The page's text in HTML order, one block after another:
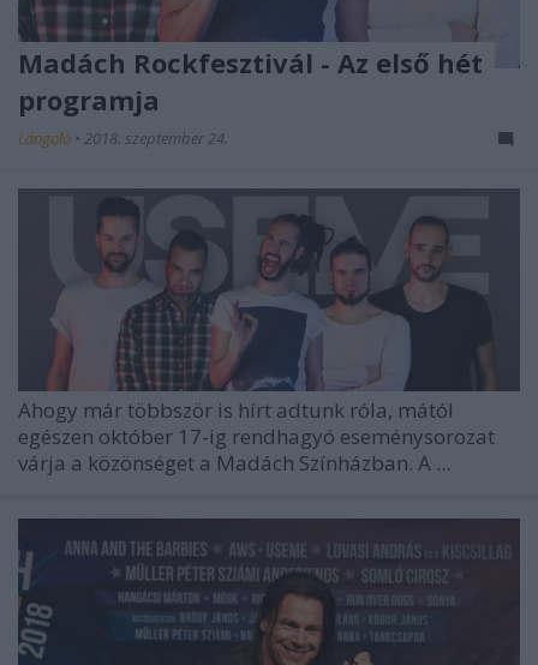
Madách Rockfesztivál - Az első hét
programja
Lángoló • 2018. szeptember 24.
Ahogy már többször is hírt adtunk róla, mától
egészen október 17-ig rendhagyó eseménysorozat
várja a közönséget a Madách Színházban. A ...